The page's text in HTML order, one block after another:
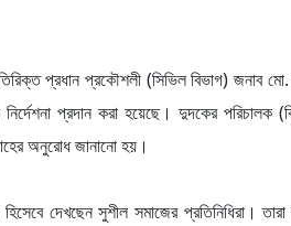
প্রধান প্রকৌশলী (সিভিল বিভাগ) জনাব
প্রদান করা হয়েছে। দুদকের পরিচালক
অনুরোধ জানানো হয়।
দেখছেন সুশীল সমাজের প্রতিনিধিরা। তারা